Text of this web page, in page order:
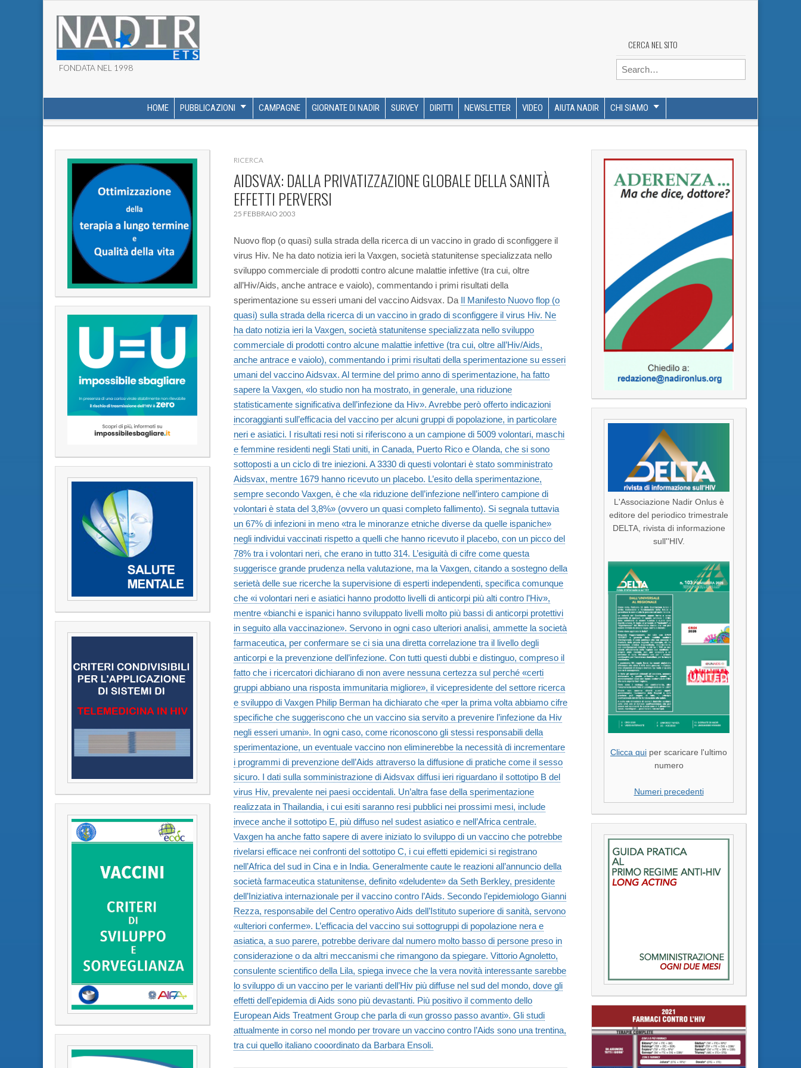
ASSOCIAZIONE NADIR ETS
FONDATA NEL 1998
CERCA NEL SITO
Search for:
MAIN MENU
SKIP TO CONTENT
HOME PUBBLICAZIONI CAMPAGNE GIORNATE DI NADIR SURVEY DIRITTI NEWSLETTER VIDEO AIUTA NADIR CHI SIAMO
SUB MENU
RICERCA
AIDSVAX: DALLA PRIVATIZZAZIONE GLOBALE DELLA SANITÀ
EFFETTI PERVERSI
25 FEBBRAIO 2003
Nuovo flop (o quasi) sulla strada della ricerca di un vaccino in grado di sconfiggere il
virus Hiv. Ne ha dato notizia ieri la Vaxgen, società statunitense specializzata nello
sviluppo commerciale di prodotti contro alcune malattie infettive (tra cui, oltre
all’Hiv/Aids, anche antrace e vaiolo), commentando i primi risultati della
sperimentazione su esseri umani del vaccino Aidsvax. Da Il Manifesto Nuovo flop (o
quasi) sulla strada della ricerca di un vaccino in grado di sconfiggere il virus Hiv. Ne
ha dato notizia ieri la Vaxgen, società statunitense specializzata nello sviluppo
commerciale di prodotti contro alcune malattie infettive (tra cui, oltre all’Hiv/Aids,
anche antrace e vaiolo), commentando i primi risultati della sperimentazione su esseri
umani del vaccino Aidsvax. Al termine del primo anno di sperimentazione, ha fatto
sapere la Vaxgen, «lo studio non ha mostrato, in generale, una riduzione
statisticamente significativa dell’infezione da Hiv». Avrebbe però offerto indicazioni
incoraggianti sull’efficacia del vaccino per alcuni gruppi di popolazione, in particolare
neri e asiatici. I risultati resi noti si riferiscono a un campione di 5009 volontari, maschi
e femmine residenti negli Stati uniti, in Canada, Puerto Rico e Olanda, che si sono
sottoposti a un ciclo di tre iniezioni. A 3330 di questi volontari è stato somministrato
Aidsvax, mentre 1679 hanno ricevuto un placebo. L’esito della sperimentazione,
sempre secondo Vaxgen, è che «la riduzione dell’infezione nell’intero campione di
volontari è stata del 3,8%» (ovvero un quasi completo fallimento). Si segnala tuttavia
un 67% di infezioni in meno «tra le minoranze etniche diverse da quelle ispaniche»
negli individui vaccinati rispetto a quelli che hanno ricevuto il placebo, con un picco del
78% tra i volontari neri, che erano in tutto 314. L’esiguità di cifre come questa
suggerisce grande prudenza nella valutazione, ma la Vaxgen, citando a sostegno della
serietà delle sue ricerche la supervisione di esperti independenti, specifica comunque
che «i volontari neri e asiatici hanno prodotto livelli di anticorpi più alti contro l’Hiv»,
mentre «bianchi e ispanici hanno sviluppato livelli molto più bassi di anticorpi protettivi
in seguito alla vaccinazione». Servono in ogni caso ulteriori analisi, ammette la società
farmaceutica, per confermare se ci sia una diretta correlazione tra il livello degli
anticorpi e la prevenzione dell’infezione. Con tutti questi dubbi e distinguo, compreso il
fatto che i ricercatori dichiarano di non avere nessuna certezza sul perché «certi
gruppi abbiano una risposta immunitaria migliore», il vicepresidente del settore ricerca
e sviluppo di Vaxgen Philip Berman ha dichiarato che «per la prima volta abbiamo cifre
specifiche che suggeriscono che un vaccino sia servito a prevenire l’infezione da Hiv
negli esseri umani». In ogni caso, come riconoscono gli stessi responsabili della
sperimentazione, un eventuale vaccino non eliminerebbe la necessità di incrementare
i programmi di prevenzione dell’Aids attraverso la diffusione di pratiche come il sesso
sicuro. I dati sulla somministrazione di Aidsvax diffusi ieri riguardano il sottotipo B del
virus Hiv, prevalente nei paesi occidentali. Un’altra fase della sperimentazione
realizzata in Thailandia, i cui esiti saranno resi pubblici nei prossimi mesi, include
invece anche il sottotipo E, più diffuso nel sudest asiatico e nell’Africa centrale.
Vaxgen ha anche fatto sapere di avere iniziato lo sviluppo di un vaccino che potrebbe
rivelarsi efficace nei confronti del sottotipo C, i cui effetti epidemici si registrano
nell’Africa del sud in Cina e in India. Generalmente caute le reazioni all’annuncio della
società farmaceutica statunitense, definito «deludente» da Seth Berkley, presidente
dell’Iniziativa internazionale per il vaccino contro l’Aids. Secondo l’epidemiologo Gianni
Rezza, responsabile del Centro operativo Aids dell’Istituto superiore di sanità, servono
«ulteriori conferme». L’efficacia del vaccino sui sottogruppi di popolazione nera e
asiatica, a suo parere, potrebbe derivare dal numero molto basso di persone preso in
considerazione o da altri meccanismi che rimangono da spiegare. Vittorio Agnoletto,
consulente scientifico della Lila, spiega invece che la vera novità interessante sarebbe
lo sviluppo di un vaccino per le varianti dell’Hiv più diffuse nel sud del mondo, dove gli
effetti dell’epidemia di Aids sono più devastanti. Più positivo il commento dello
European Aids Treatment Group che parla di «un grosso passo avanti». Gli studi
attualmente in corso nel mondo per trovare un vaccino contro l’Aids sono una trentina,
tra cui quello italiano cooordinato da Barbara Ensoli.
L'Associazione Nadir Onlus è
editore del periodico trimestrale
DELTA, rivista di informazione
sull''HIV.
Clicca qui per scaricare l'ultimo
numero
Numeri precedenti